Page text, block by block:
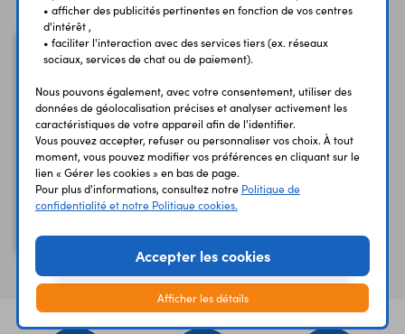
Capteur de débit YFS201
1 à 30 l/min
• afficher des publicités pertinentes en fonction de vos centres
d'intérêt ,
• faciliter l'interaction avec des services tiers (ex. réseaux
sociaux, services de chat ou de paiement).
Nous pouvons également, avec votre consentement, utiliser des
données de géolocalisation précises et analyser activement les
caractéristiques de votre appareil afin de l'identifier.
Vous pouvez accepter, refuser ou personnaliser vos choix. À tout
moment, vous pouvez modifier vos préférences en cliquant sur le
lien « Gérer les cookies » en bas de page.
Pour plus d'informations, consultez notre Politique de
confidentialité et notre Politique cookies.
Accepter les cookies
Afficher les détails